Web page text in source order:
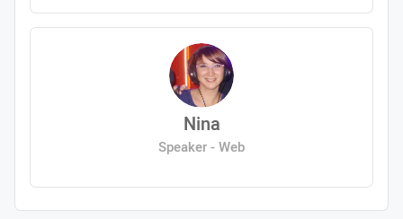
Nina
Speaker - Web